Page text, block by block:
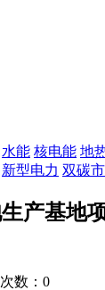
水能 核电能 地
新型电力 双碳
产基地
数： 0